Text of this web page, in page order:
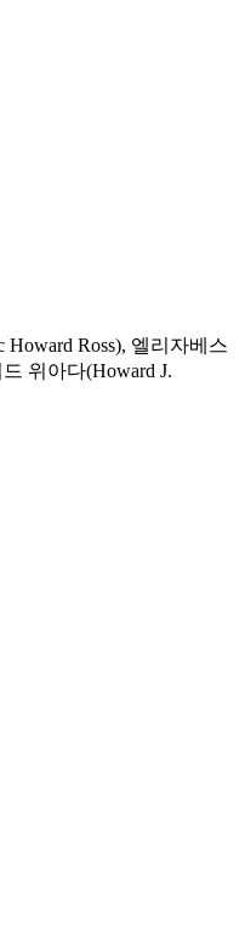
Ross), 엘리자베스
위아다(Howard J.